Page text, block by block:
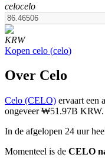
Futures met USDT
COIN-M-futures
Cryptocurrency-
celocelo
KRW
Kopen celo (celo)
Over Celo
Celo (CELO) ervaart een
ongeveer ₩51.97B KRW.
In de afgelopen 24 uur
Momenteel is de CELO